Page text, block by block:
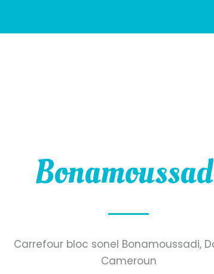
Carrefour bloc sonel Bonamoussadi,
Cameroun